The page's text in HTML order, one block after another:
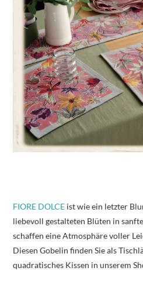
FIORE DOLCE ist wie ein letzter
liebevoll gestalteten Blüten in
schaffen eine Atmosphäre voller
Diesen Gobelin finden Sie als
quadratisches Kissen in unserem